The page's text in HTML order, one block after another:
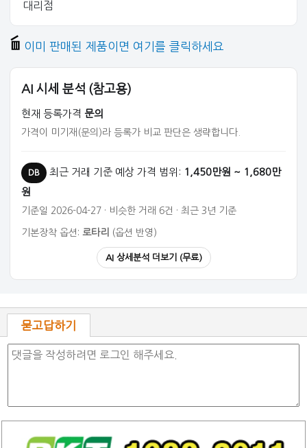
대리점
이미 판매된 제품이면 여기를 클릭하세요
AI 시세 분석 (참고용)
현재 등록가격 문의
가격이 미기재(문의)라 등록가 비교 판단은 생략합니다.
DB 최근 거래 기준 예상 가격 범위: 1,450만원 ~ 1,680만
원
기준일 2026-04-27 · 비슷한 거래 6건 · 최근 3년 기준
기본장착 옵션: 로타리 (옵션 반영)
AI 상세분석 더보기 (무료)
묻고답하기